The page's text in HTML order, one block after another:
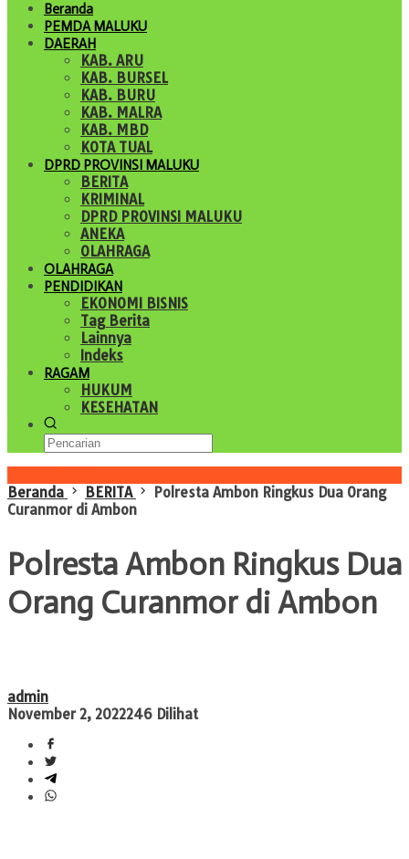
Beranda
PEMDA MALUKU
DAERAH
KAB. ARU
KAB. BURSEL
KAB. BURU
KAB. MALRA
KAB. MBD
KOTA TUAL
DPRD PROVINSI MALUKU
BERITA
KRIMINAL
DPRD PROVINSI MALUKU
ANEKA
OLAHRAGA
OLAHRAGA
PENDIDIKAN
EKONOMI BISNIS
Tag Berita
Lainnya
Indeks
RAGAM
HUKUM
KESEHATAN
Beranda
BERITA
Polresta Ambon Ringkus Dua Orang
Curanmor di Ambon
Polresta Ambon Ringkus Dua
Orang Curanmor di Ambon
admin
November 2, 2022246 Dilihat